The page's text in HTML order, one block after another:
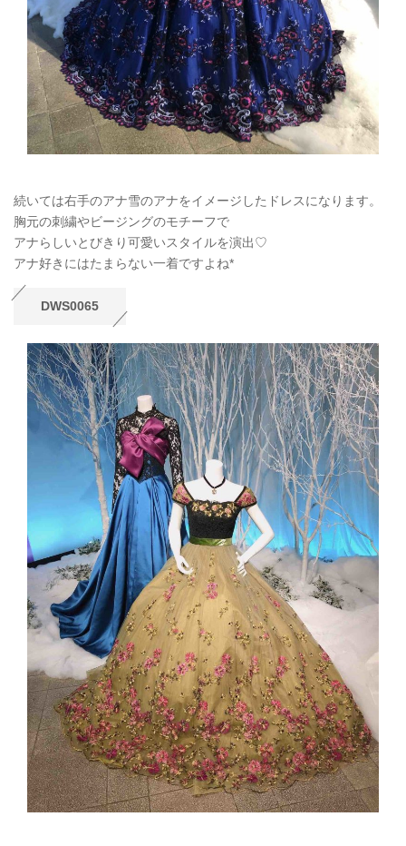
続いては右手のアナ雪のアナをイメージしたドレスになります。
胸元の刺繍やビージングのモチーフで
アナらしいとびきり可愛いスタイルを演出♡
アナ好きにはたまらない一着ですよね*
DWS0065